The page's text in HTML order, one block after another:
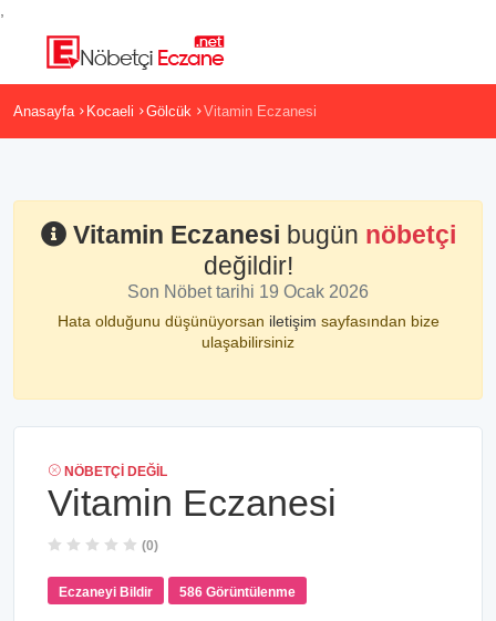
Anasayfa Kocaeli Gölcük Vitamin Eczanesi
Vitamin Eczanesi bugün nöbetçi
değildir!
Son Nöbet tarihi 19 Ocak 2026
Hata olduğunu düşünüyorsan iletişim sayfasından bize
ulaşabilirsiniz
NÖBETÇI DEĞIL
Vitamin Eczanesi
(0)
Eczaneyi Bildir 586 Görüntülenme